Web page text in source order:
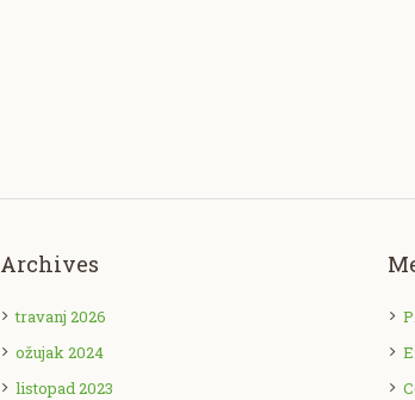
Archives
travanj 2026
ožujak 2024
listopad 2023